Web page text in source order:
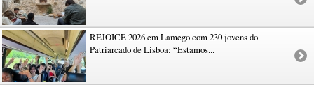
REJOICE 2026 em Lamego com 230 jovens do
Patriarcado de Lisboa: “Estamos...